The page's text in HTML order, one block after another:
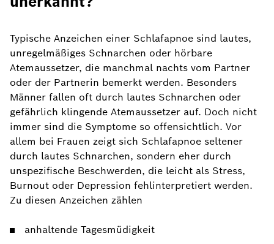
Typische Anzeichen einer Schlafapnoe sind lautes,
unregelmäßiges Schnarchen oder hörbare
Atemaussetzer, die manchmal nachts vom Partner
oder der Partnerin bemerkt werden. Besonders
Männer fallen oft durch lautes Schnarchen oder
gefährlich klingende Atemaussetzer auf. Doch nicht
immer sind die Symptome so offensichtlich. Vor
allem bei Frauen zeigt sich Schlafapnoe seltener
durch lautes Schnarchen, sondern eher durch
unspezifische Beschwerden, die leicht als Stress,
Burnout oder Depression fehlinterpretiert werden.
Zu diesen Anzeichen zählen
anhaltende Tagesmüdigkeit